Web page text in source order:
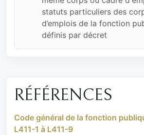
statuts particuliers des
d’emplois de la fonction
définis par décret
RÉFÉRENCES
Code général de la fonction
L411-1 à L411-9